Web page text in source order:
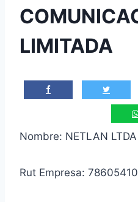
LIMITADA
Nombre: NETLAN LTDA
Rut Empresa: